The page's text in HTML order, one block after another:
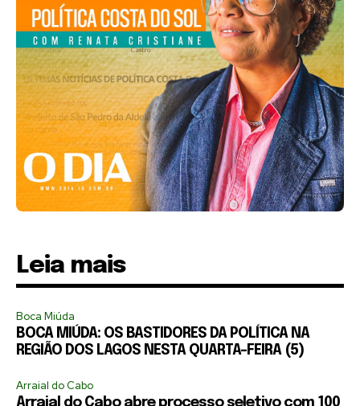
Leia mais
Boca Miúda
BOCA MIÚDA: OS BASTIDORES DA POLÍTICA NA
REGIÃO DOS LAGOS NESTA QUARTA-FEIRA (5)
Arraial do Cabo
Arraial do Cabo abre processo seletivo com 100